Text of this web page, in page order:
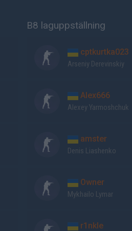
B8 laguppställning
cptkurtka023
Arseniy Derevinskiy
Alex666
Alexey Yarmoshchuk
amster
Denis Liashenko
Owner
Mykhailo Lymar
r1nkle